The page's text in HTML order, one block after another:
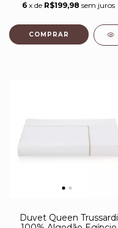
6 x de R$199,98 sem juros
Duvet Queen Trussardi